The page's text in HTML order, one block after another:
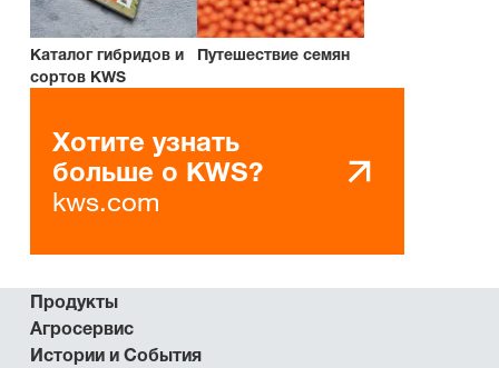
Каталог гибридов и
сортов KWS
Путешествие семян
Хотите узнать
больше о KWS?
kws.com
Продукты
Агросервис
Истории и События